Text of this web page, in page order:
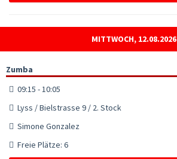
MITTWOCH, 12.08.2026
Zumba
09:15 - 10:05
Lyss / Bielstrasse 9 / 2. Stock
Simone Gonzalez
Freie Plätze: 6